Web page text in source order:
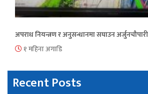
अपराध नियन्त्रण र अनुसन्धानमा सघाउन
१ महिना अगाडि
Recent Posts